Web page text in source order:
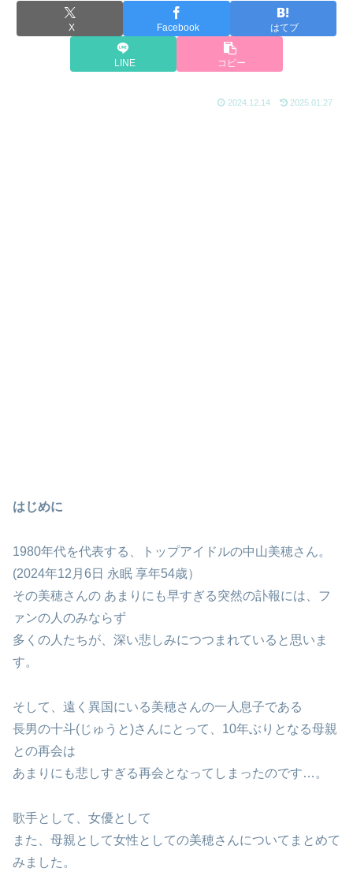
X Facebook はてブ
LINE コピー
2024.12.14 2025.01.27
はじめに
1980年代を代表する、トップアイドルの中山美穂さん。
(2024年12月6日 永眠 享年54歳）
その美穂さんの あまりにも早すぎる突然の訃報には、フ
ァンの人のみならず
多くの人たちが、深い悲しみにつつまれていると思いま
す。
そして、遠く異国にいる美穂さんの一人息子である
長男の十斗(じゅうと)さんにとって、10年ぶりとなる母親
との再会は
あまりにも悲しすぎる再会となってしまったのです…。
歌手として、女優として
また、母親として女性としての美穂さんについてまとめて
みました。